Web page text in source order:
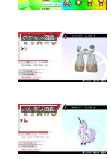
ポケモン図鑑
ポケモン図鑑